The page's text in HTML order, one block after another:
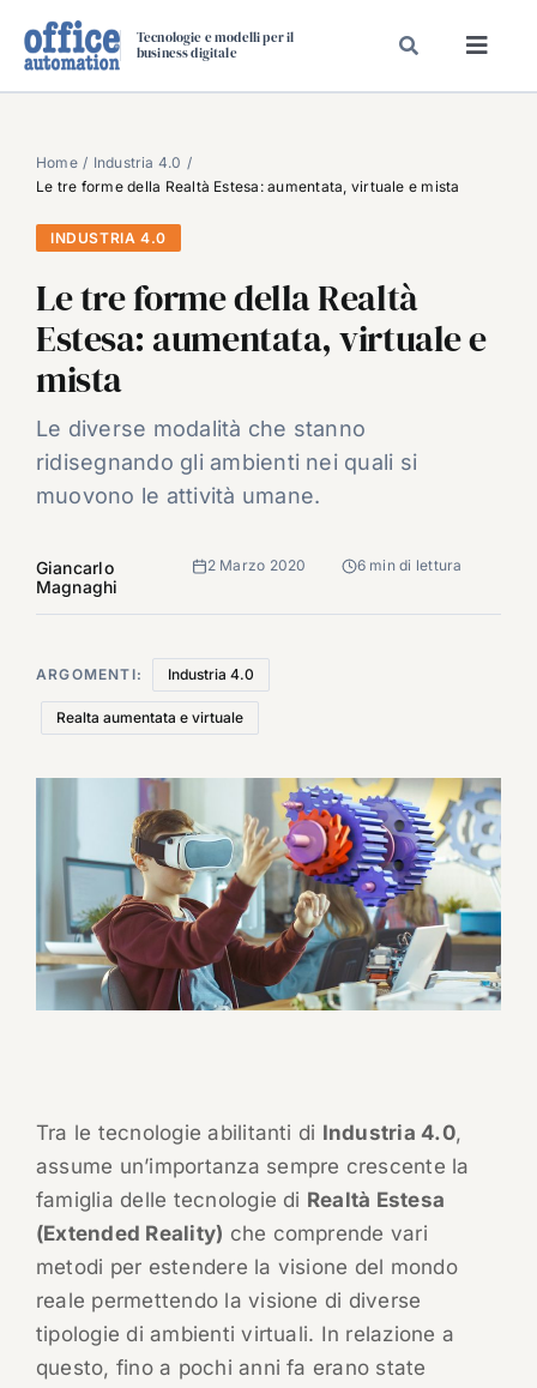
Tecnologie e modelli per il
business digitale
SPECIAL PAPER
DAL MERCATO
CARRIERE
VIDEO
EVENTI
CHI SIAMO
Home
Industria 4.0
Le tre forme della Realtà Estesa: aumentata, virtuale e mista
INDUSTRIA 4.0
Le tre forme della Realtà
Estesa: aumentata, virtuale e
mista
Le diverse modalità che stanno
ridisegnando gli ambienti nei quali si
muovono le attività umane.
Giancarlo
Magnaghi
2 Marzo 2020 6 min di lettura
ARGOMENTI: Industria 4.0
Realta aumentata e virtuale
Tra le tecnologie abilitanti di Industria 4.0,
assume un’importanza sempre crescente la
famiglia delle tecnologie di Realtà Estesa
(Extended Reality) che comprende vari
metodi per estendere la visione del mondo
reale permettendo la visione di diverse
tipologie di ambienti virtuali. In relazione a
questo, fino a pochi anni fa erano state